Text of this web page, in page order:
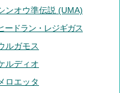
ンオウ準伝説 (UMA)
ードラン・レジギガス
ルガモス
ルディオ
メロエッタ